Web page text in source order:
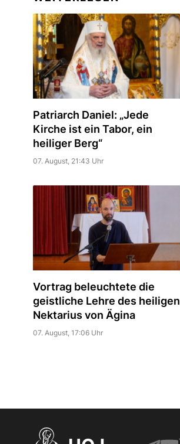
Patriarch Daniel: „Jede
Kirche ist ein Tabor, ein
heiliger Berg“
07. August, 21:43 Uhr
Vortrag beleuchtete die
geistliche Lehre des heiligen
Nektarius von Ägina
07. August, 17:06 Uhr